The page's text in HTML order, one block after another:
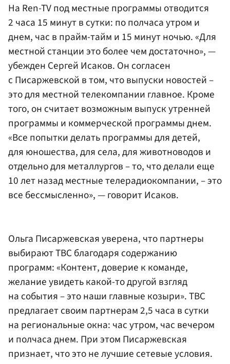
На Ren-TV под местные программы отводится
2 часа 15 минут в сутки: по полчаса утром и
днем, час в прайм-тайм и 15 минут ночью. «Для
местной станции это более чем достаточно», —
убежден Сергей Исаков. Он согласен
с Писаржевской в том, что выпуски новостей –
это для местной телекомпании главное. Кроме
того, он считает возможным выпуск утренней
программы и коммерческой программы днем.
«Все попытки делать программы для детей,
для юношества, для села, для животноводов и
отдельно для металлургов – то, что делали еще
10 лет назад местные телерадиокомпании, – это
все бессмысленно», — говорит Исаков.
Ольга Писаржевская уверена, что партнеры
выбирают ТВС благодаря содержанию
программ: «Контент, доверие к команде,
желание увидеть какой-то другой взгляд
на события – это наши главные козыри». ТВС
предлагает своим партнерам 2,5 часа в сутки
на региональные окна: час утром, час вечером
и полчаса днем. При этом Писаржевская
признает, что это не лучшие сетевые условия.